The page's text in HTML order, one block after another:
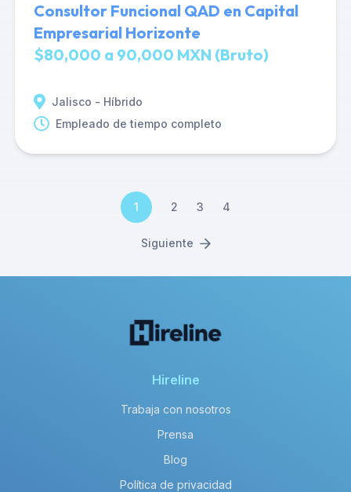
Consultor Funcional QAD en Capital
Empresarial Horizonte
$80,000 a 90,000 MXN (Bruto)
Jalisco - Híbrido
Empleado de tiempo completo
1 2 3 4
Siguiente
Hireline
Trabaja con nosotros
Prensa
Blog
Política de privacidad